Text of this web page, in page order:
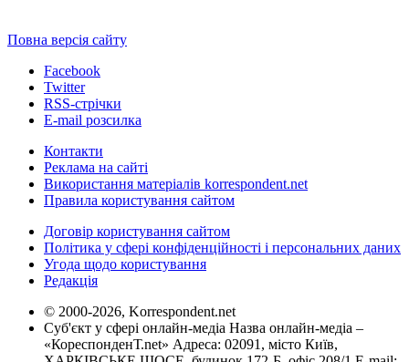
Повна версія сайту
Facebook
Twitter
RSS-стрічки
E-mail розсилка
Контакти
Реклама на сайті
Використання матеріалів korrespondent.net
Правила користування сайтом
Договір користування сайтом
Політика у сфері конфіденційності і персональних даних
Угода щодо користування
Редакція
© 2000-2026, Korrespondent.net
Суб'єкт у сфері онлайн-медіа Назва онлайн-медіа –
«КореспонденТ.net» Адреса: 02091, місто Київ,